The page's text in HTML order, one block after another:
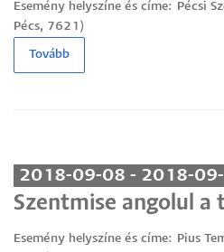
Esemény helyszíne és címe:
Pécsi
Pécs, 7621)
Tovább
2018-09-08 - 2018-
Szentmise angolul a
Esemény helyszíne és címe:
Pius